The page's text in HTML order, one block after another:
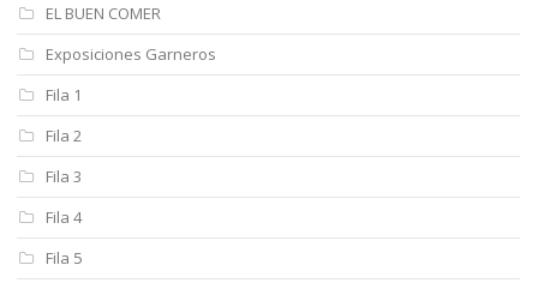
EL BUEN COMER
Exposiciones Garneros
Fila 1
Fila 2
Fila 3
Fila 4
Fila 5